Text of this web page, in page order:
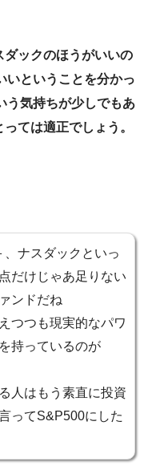
ダックのほうがいいの
いということを分かっ
う気持ちが少しでもあ
ては適正でしょう。
ナスダックといっ
だけじゃあ足りない
ンドだね
つつも現実的なパワ
持っているのが
人はもう素直に投資
ってS&P500にした